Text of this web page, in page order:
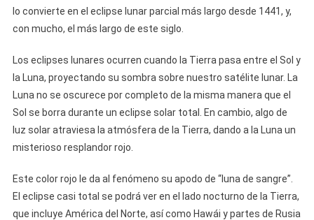
lo convierte en el eclipse lunar parcial más largo desde 1441, y,
con mucho, el más largo de este siglo.
Los eclipses lunares ocurren cuando la Tierra pasa entre el Sol y
la Luna, proyectando su sombra sobre nuestro satélite lunar. La
Luna no se oscurece por completo de la misma manera que el
Sol se borra durante un eclipse solar total. En cambio, algo de
luz solar atraviesa la atmósfera de la Tierra, dando a la Luna un
misterioso resplandor rojo.
Este color rojo le da al fenómeno su apodo de “luna de sangre”.
El eclipse casi total se podrá ver en el lado nocturno de la Tierra,
que incluye América del Norte, así como Hawái y partes de Rusia